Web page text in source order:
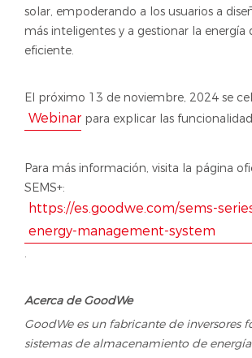
solar, empoderando a los usuarios a
más inteligentes y a gestionar la energía
eficiente.
El próximo 13 de noviembre, 2024 se
Webinar para explicar las
Para más información, visita la página
SEMS+:
https://es.goodwe.com/sems-
energy-management-system
.
Acerca de GoodWe
GoodWe es un fabricante de inversores
sistemas de almacenamiento de